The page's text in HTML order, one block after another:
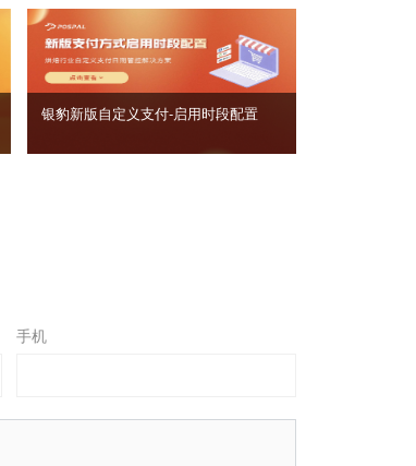
银豹新版自定义支付‑启用时段配置
手机